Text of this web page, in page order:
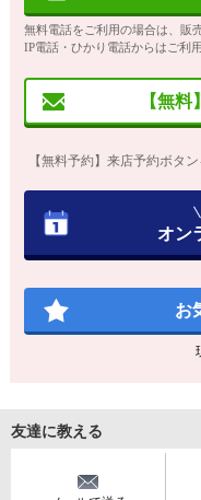
無料電話をご利用の場合は、販
IP電話・ひかり電話からはご利
【無
【無料予約】来店予約ボタ
オン
お
友達に教える